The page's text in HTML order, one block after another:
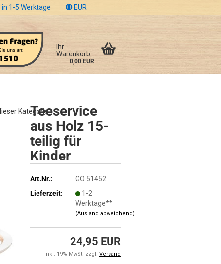
1-5 Werktage
EUR
Ihr
Warenkorb
0,00 EUR
Kategorie
Teeservice
aus Holz 15-
teilig für
Kinder
Art.Nr.:
GO 51452
Lieferzeit:
1-2
Werktage**
(Ausland abweichend)
24,95 EUR
inkl. 19% MwSt. zzgl. Versand